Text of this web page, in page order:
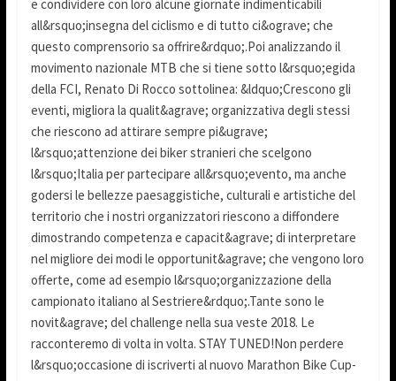
e condividere con loro alcune giornate indimenticabili
all&rsquo;insegna del ciclismo e di tutto ci&ograve; che
questo comprensorio sa offrire&rdquo;.Poi analizzando il
movimento nazionale MTB che si tiene sotto l&rsquo;egida
della FCI, Renato Di Rocco sottolinea: &ldquo;Crescono gli
eventi, migliora la qualit&agrave; organizzativa degli stessi
che riescono ad attirare sempre pi&ugrave;
l&rsquo;attenzione dei biker stranieri che scelgono
l&rsquo;Italia per partecipare all&rsquo;evento, ma anche
godersi le bellezze paesaggistiche, culturali e artistiche del
territorio che i nostri organizzatori riescono a diffondere
dimostrando competenza e capacit&agrave; di interpretare
nel migliore dei modi le opportunit&agrave; che vengono loro
offerte, come ad esempio l&rsquo;organizzazione della
campionato italiano al Sestriere&rdquo;.Tante sono le
novit&agrave; del challenge nella sua veste 2018. Le
racconteremo di volta in volta. STAY TUNED!Non perdere
l&rsquo;occasione di iscriverti al nuovo Marathon Bike Cup-